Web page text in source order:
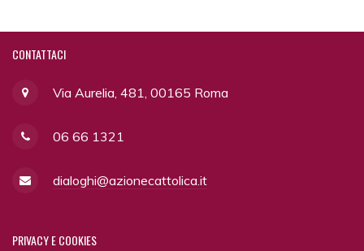
CONTATTACI
Via Aurelia, 481, 00165 Roma
06 66 1321
dialoghi@azionecattolica.it
PRIVACYE COOKIES